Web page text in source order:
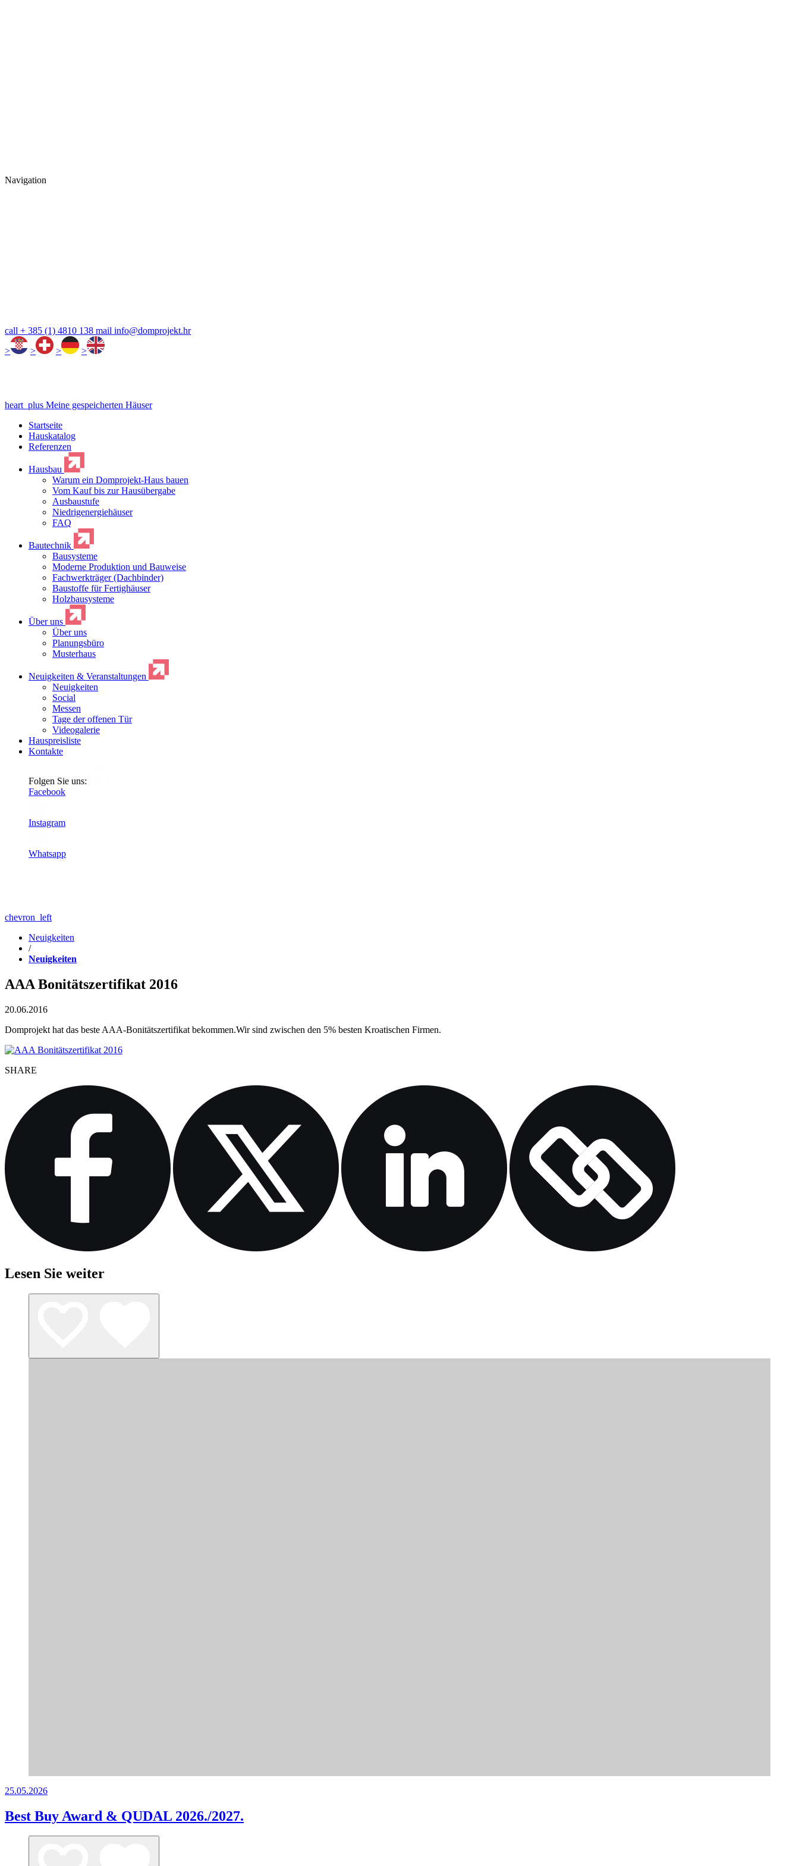
Navigation
call + 385 (1) 4810 138 mail info@domprojekt.hr
>
> > >
heart_plus Meine gespeicherten Häuser
Startseite
Hauskatalog
Referenzen
Hausbau
Warum ein Domprojekt-Haus bauen
Vom Kauf bis zur Hausübergabe
Ausbaustufe
Niedrigenergiehäuser
FAQ
Bautechnik
Bausysteme
Moderne Produktion und Bauweise
Fachwerkträger (Dachbinder)
Baustoffe für Fertighäuser
Holzbausysteme
Über uns
Über uns
Planungsbüro
Musterhaus
Neuigkeiten & Veranstaltungen
Neuigkeiten
Social
Messen
Tage der offenen Tür
Videogalerie
Hauspreisliste
Kontakte
Folgen Sie uns:
Facebook
Instagram
Whatsapp
chevron_left
Neuigkeiten
/
Neuigkeiten
AAA Bonitätszertifikat 2016
20.06.2016
Domprojekt hat das beste AAA-Bonitätszertifikat bekommen.Wir sind zwischen den 5% besten Kroatischen Firmen.
SHARE
Lesen Sie weiter
25.05.2026
Best Buy Award & QUDAL 2026./2027.